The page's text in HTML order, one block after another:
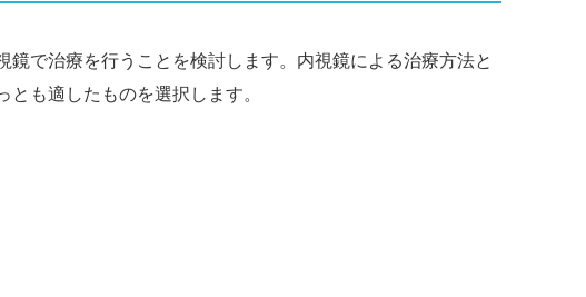
で治療を行うことを検討します。内視鏡による治療方法と
も適したものを選択します。